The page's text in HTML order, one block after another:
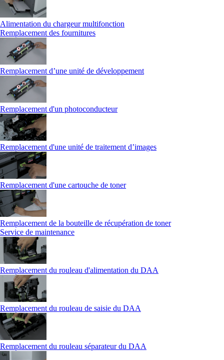
Alimentation du chargeur multifonction
Remplacement des fournitures
Remplacement d’une unité de développement
Remplacement d'un photoconducteur
Remplacement d'une unité de traitement d’images
Remplacement d'une cartouche de toner
Remplacement de la bouteille de récupération de toner
Service de maintenance
Remplacement du rouleau d'alimentation du DAA
Remplacement du rouleau de saisie du DAA
Remplacement du rouleau séparateur du DAA